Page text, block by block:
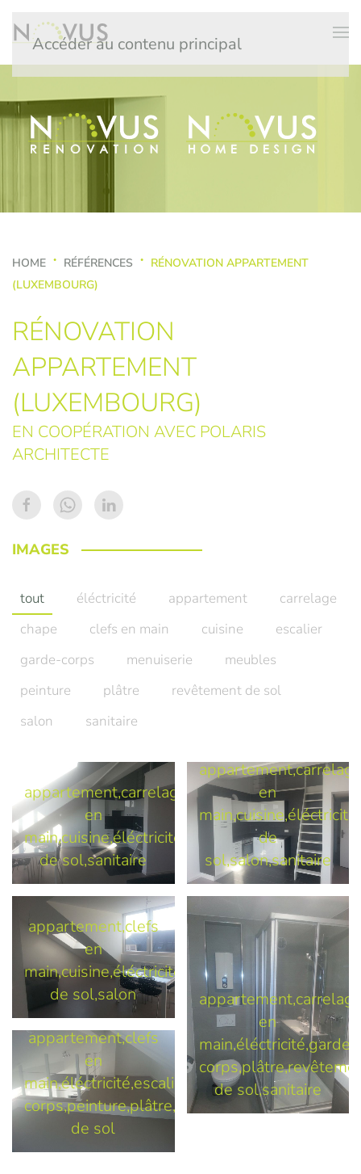
Accéder au contenu principal
HOME RÉFÉRENCES
RÉNOVATION APPARTEMENT
(LUXEMBOURG)
RÉNOVATION
APPARTEMENT
(LUXEMBOURG)
EN COOPÉRATION AVEC POLARIS
ARCHITECTE
IMAGES
tout éléctricité appartement
carrelage
chape
clefs en main cuisine
escalier
garde-corps
menuiserie
meubles
peinture
plâtre
revêtement de sol
salon
sanitaire
appartement,carrelage,chape,clefs
en
de sol,sanitaire
en
de
sol,salon,sanitaire
appartement,clefs
en
de sol,salon
en
main,éléctricité,garde-
de sol,sanitaire
appartement,clefs
en
main,éléctricité,escalier,garde-
corps,peinture,plâtre,revêtement
de sol